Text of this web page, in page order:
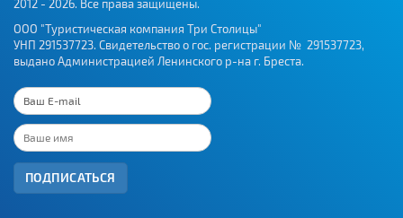
2012 - 2026. Все права защищены.
ООО "Туристическая компания Три Столицы"
УНП 291537723. Свидетельство о гос. регистрации № 291537723,
выдано Администрацией Ленинского р-на г. Бреста.
ПОДПИСАТЬСЯ